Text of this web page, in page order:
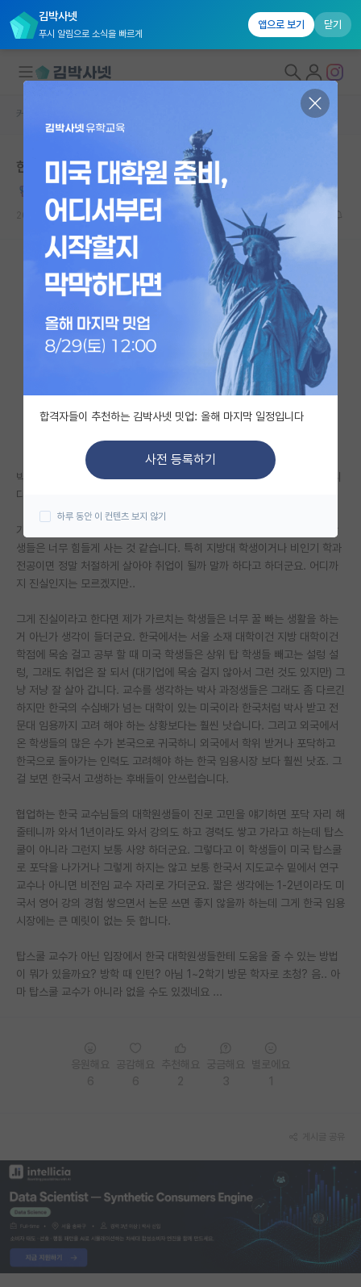
김박사넷
푸시 알림으로 소식을 빠르게
앱으로 보기 닫기
대학원생 모집
국내대학원 정보
연구실&오픈랩
커뮤니티
커뮤니티 홈
전체글보기
베스트 게시판
자유 게시판(아무개랩)
미국 유학 게시판
미국 대학원 합격 후기 게시판
대학원 합격 후기 게시판
연구실(PI) 홍보 게시판
석박사 채용 정보 게시판
임용 정보 게시판
학부 인턴 게시판
취업 게시판
임용 후기 게시판
PI 전용 게시판
인문사회 계열 게시판
특수/전문대학원 게시판
반도체/AI 게시판
장학금/장학생 게시판
학술 정보 게시판
커리어
커뮤니티 홈
한국 대학(원)생 vs 미국 대학(원)생
2024.02.29 14 9577
박사 받고 학생들 가르친지 한 10년, 미국 유학 온지는 거의 20년 되었습니
다.
가끔 유투브에 한국 대학생들 관련한 다큐멘터리가 떠서 보게 되면 한국 학
생들은 너무 힘들게 사는 것 같습니다. 특히 지방대 학생이거나 비인기 학과
전공이면 정말 처절하게 살아야 취업이 될까 말까 하다고 하더군요. 어디까
지 진실인지는 모르겠지만..
그게 진실이라고 한다면 제가 가르치는 학생들은 너무 꿀 빠는 생활을 하는
거 아닌가 생각이 들더군요. 한국에서는 서울 소재 대학이건 지방 대학이건
학점에 목숨 걸고 공부 할 때 미국 학생들은 상위 탑 학생들 빼고는 설렁 설
렁, 그래도 취업은 잘 되서 (대기업에 목숨 걸지 않아서 그런 것도 있지만) 그
냥 저냥 잘 살아 갑니다. 교수를 생각하는 박사 과정생들은 그래도 좀 다르긴
하지만 한국의 수십배가 넘는 대학이 있는 미국이라 한국처럼 박사 받고 전
문대 임용까지 고려 해야 하는 상황보다는 훨씬 낫습니다. 그리고 외국에서
온 학생들의 많은 수가 본국으로 귀국하니 외국에서 학위 받거나 포닥하고
한국으로 돌아가는 인력도 고려해야 하는 한국 임용시장 보다 훨씬 낫죠. 그
걸 보면 한국서 고생하는 후배들이 안쓰럽습니다.
협업하는 한국 교수님들의 대학원생들이 진로 고민을 얘기하면 포닥 자리 해
줄테니까 와서 1년이라도 와서 강의도 하고 경력도 쌓고 가라고 하는데 탑스
쿨이 아니라 그런지 보통 사양 하더군요. 그렇다고 이 학생들이 미국 탑스쿨
로 포닥을 나가거나 그렇게 하지는 않고 보통 한국서 지도교수 밑에서 연구
교수나 아니면 비전임 교수 자리로 가더군요. 짧은 생각에는 1-2년이라도 미
국서 영어 강의 경험 쌓으면서 논문 쓰면 좋지 않을까 하는데 그게 한국 임용
시장에는 큰 메릿이 없는 듯 합니다.
탑스쿨 교수가 아닌 입장에서 한국 대학원생들한테 도움을 줄 수 있는 방법
이 뭐가 있을까요? 방학 때 인턴? 아님 1~2학기 방문 학자로 초청? 음.. 아
마 탑스쿨 교수가 아니라 없을 수도 있겠네요 ...
합격자들이 추천하는 김박사넷 밋업: 올해 마지막 일정입니다
사전 등록하기
하루 동안 이 컨텐츠 보지 않기